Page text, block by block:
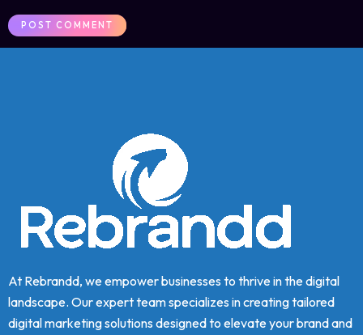
At Rebrandd, we empower businesses to thrive in the digital
landscape. Our expert team specializes in creating tailored
digital marketing solutions designed to elevate your brand and